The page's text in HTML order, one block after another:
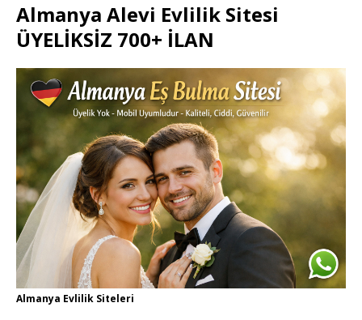
Almanya Alevi Evlilik Sitesi
ÜYELİKSİZ 700+ İLAN
Almanya Evlilik Siteleri